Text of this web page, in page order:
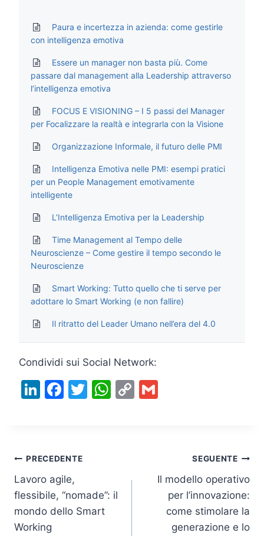
Paura e incertezza in azienda: come gestirle
con intelligenza emotiva
Essere un manager non basta più. Come
passare dal management alla Leadership attraverso
l’intelligenza emotiva
FOCUS E VISIONING – I 5 passi del Manager
per Focalizzare la realtà e integrarla con la Visione
Organizzazione Informale, il futuro delle PMI
Intelligenza Emotiva nelle PMI: esempi pratici
per un People Management emotivamente
intelligente
L’Intelligenza Emotiva per la Leadership
Time Management al Tempo delle
Neuroscienze – Come gestire il tempo secondo le
Neuroscienze
Smart Working: Tutto quello che ti serve per
adottare lo Smart Working (e non fallire)
Il ritratto del Leader Umano nell’era del 4.0
Condividi sui Social Network:
Li
dI
n
F
b
o
o
k
T
W
p
C
Navigazione
articoli
PRECEDENTE
Lavoro agile,
flessibile, “nomade”: il
mondo dello Smart
Working
SEGUENTE
Il modello operativo
per l’innovazione:
come stimolare la
generazione e lo